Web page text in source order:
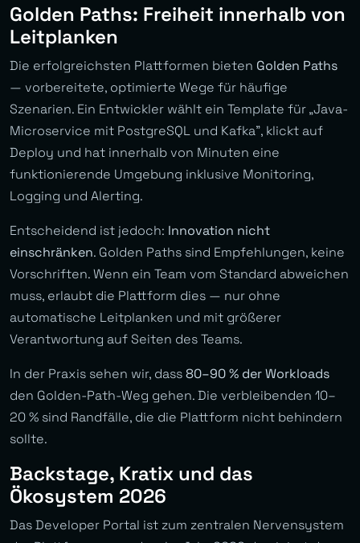
Golden Paths: Freiheit innerhalb von
Leitplanken
Die erfolgreichsten Plattformen bieten Golden Paths
— vorbereitete, optimierte Wege für häufige
Szenarien. Ein Entwickler wählt ein Template für „Java-
Microservice mit PostgreSQL und Kafka”, klickt auf
Deploy und hat innerhalb von Minuten eine
funktionierende Umgebung inklusive Monitoring,
Logging und Alerting.
Entscheidend ist jedoch: Innovation nicht
einschränken. Golden Paths sind Empfehlungen, keine
Vorschriften. Wenn ein Team vom Standard abweichen
muss, erlaubt die Plattform dies — nur ohne
automatische Leitplanken und mit größerer
Verantwortung auf Seiten des Teams.
In der Praxis sehen wir, dass80–90 % der Workloads
den Golden-Path-Weg gehen. Die verbleibenden 10–
20 % sind Randfälle, die die Plattform nicht behindern
sollte.
Backstage, Kratix und das
Ökosystem 2026
Das Developer Portal ist zum zentralen Nervensystem